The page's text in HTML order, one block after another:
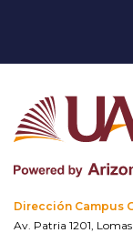
Dirección Campus
Av. Patria 1201,